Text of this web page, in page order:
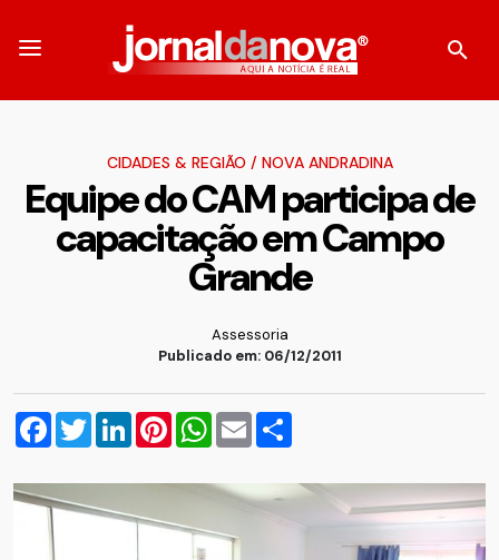
CIDADES & REGIÃO / NOVA ANDRADINA
Equipe do CAM participa de
capacitação em Campo
Grande
Assessoria
Publicado em: 06/12/2011
Facebook
TwitterLinkedInPinterestWhatsApp
Email